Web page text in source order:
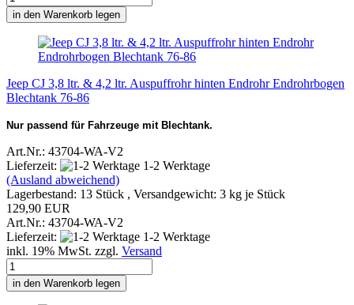
in den Warenkorb legen
Jeep CJ 3,8 ltr. & 4,2 ltr. Auspuffrohr hinten Endrohr Endrohrbogen
Blechtank 76-86
Nur passend für Fahrzeuge mit Blechtank.
Art.Nr.: 43704-WA-V2
Lieferzeit:
1-2 Werktage
(Ausland abweichend)
Lagerbestand: 13 Stück , Versandgewicht: 3 kg je Stück
129,90 EUR
Art.Nr.: 43704-WA-V2
Lieferzeit:
1-2 Werktage
inkl. 19% MwSt. zzgl. Versand
in den Warenkorb legen